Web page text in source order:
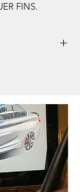
FINS.
de
com o envio
na
para retirada